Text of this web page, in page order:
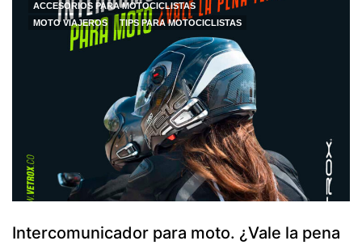
ACCESORIOS PARA MOTOCICLISTAS
MOTO VIAJEROS
TIPS PARA MOTOCICLISTAS
Intercomunicador para moto. ¿Vale la pena